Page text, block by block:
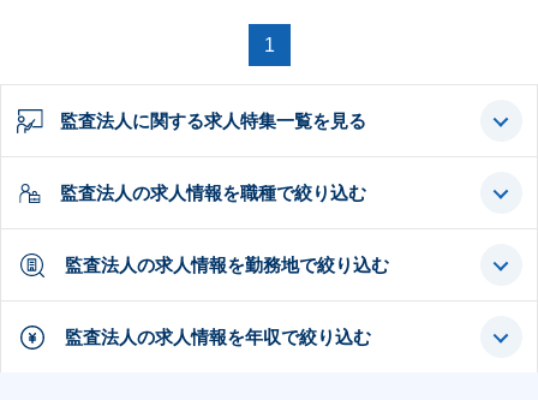
1
監査法人に関する求人特集一覧を見る
監査法人の求人情報を職種で絞り込む
監査法人の求人情報を勤務地で絞り込む
監査法人の求人情報を年収で絞り込む